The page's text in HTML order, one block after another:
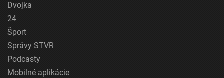
Dvojka
24
Šport
Správy STVR
Podcasty
Mobilné aplikácie